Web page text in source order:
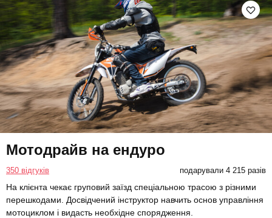
Мотодрайв на ендуро
350 відгуків подарували 4 215 разів
На клієнта чекає груповий заїзд спеціальною трасою з різними
перешкодами. Досвідчений інструктор навчить основ управління
мотоциклом і видасть необхідне спорядження.